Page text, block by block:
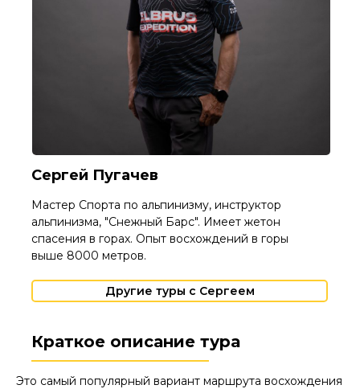
Сергей Пугачев
Мастер Спорта по альпинизму, инструктор
альпинизма, "Снежный Барс". Имеет жетон
спасения в горах. Опыт восхождений в горы
выше 8000 метров.
Другие туры с Сергеем
Краткое описание тура
Это самый популярный вариант маршрута восхождения